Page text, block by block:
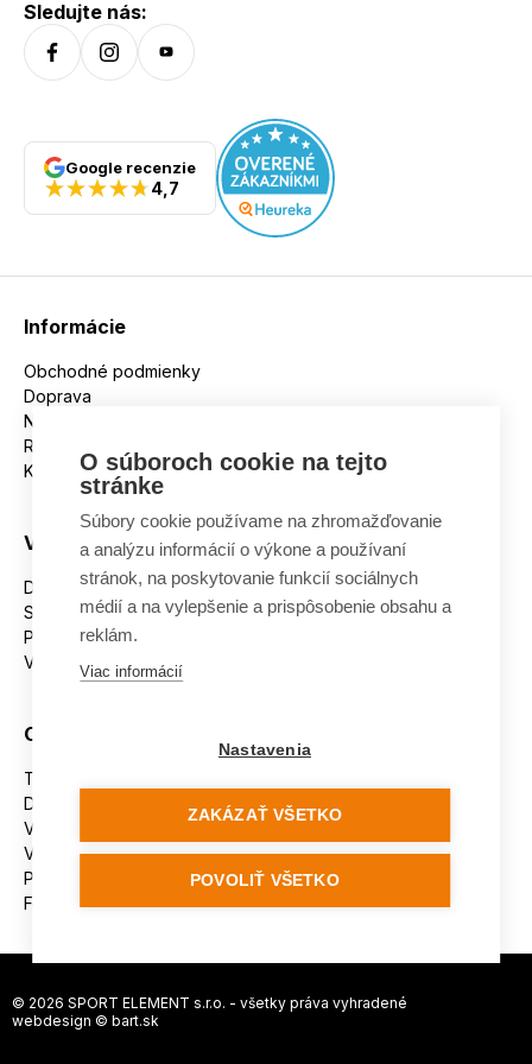
Sledujte nás:
Google recenzie
4,7
Informácie
Obchodné podmienky
Doprava
Nakupujeme na splátky
Reklamácie
Kontakt
Všetko o nákupe
Dostupnosť tovaru
Spracovanie osobných údajov
Platba
Výmena a vrátenie tovaru
Ostatné
Tabuľka veľkostí
Doporučená dĺžka lyží
Vypaľovanie papúč
Veľkosti skeletu lyžiarok
Platforma na riešenie sporov online (ODR)
Formulár na odstúpenie od zmluvy
© 2026 SPORT ELEMENT s.r.o. - všetky práva vyhradené
webdesign © bart.sk
O súboroch cookie na tejto
stránke
Súbory cookie používame na zhromažďovanie
a analýzu informácií o výkone a používaní
stránok, na poskytovanie funkcií sociálnych
médií a na vylepšenie a prispôsobenie obsahu a
reklám.
Viac informácií
Nastavenia
ZAKÁZAŤ VŠETKO
POVOLIŤ VŠETKO